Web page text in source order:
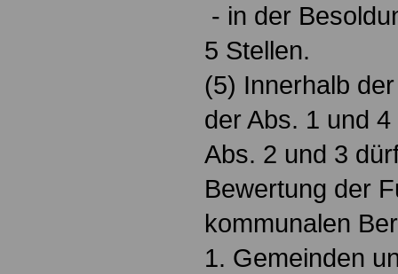
- in der
5 Stellen.
(5) Innerhalb
der Abs. 1 und
Abs. 2 und 3
Bewertung der
kommunalen
1. Gemeinden